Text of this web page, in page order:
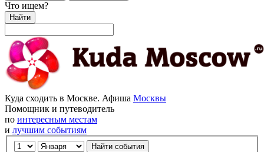
Что ищем?
Найти
Куда сходить в Москве. Афиша Москвы
Помощник и путеводитель
по интересным местам
и лучшим событиям